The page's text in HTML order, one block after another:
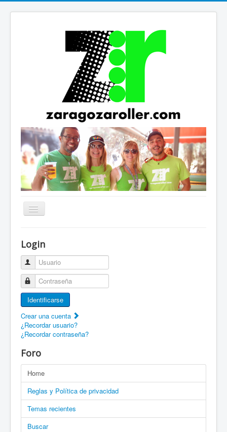
Cambiar
Patines Solidarios
¿Cómo asociarme? Ventajas
Movilidad en patines F.A.Q.
Enlaces
EN: Welcome to ZaragozaRoller!
EN: How to become a member?
DE: Willkommen zu ZaragozaRoller!
PT: Bem vindo a ZaragozaRoller!
CAT: Benvingut a ZaragozaRoller!
Login
Usuario
Contraseña
Identificarse
Crear una cuenta
¿Recordar usuario?
¿Recordar contraseña?
Foro
Home
Reglas y Política de privacidad
Temas recientes
Buscar